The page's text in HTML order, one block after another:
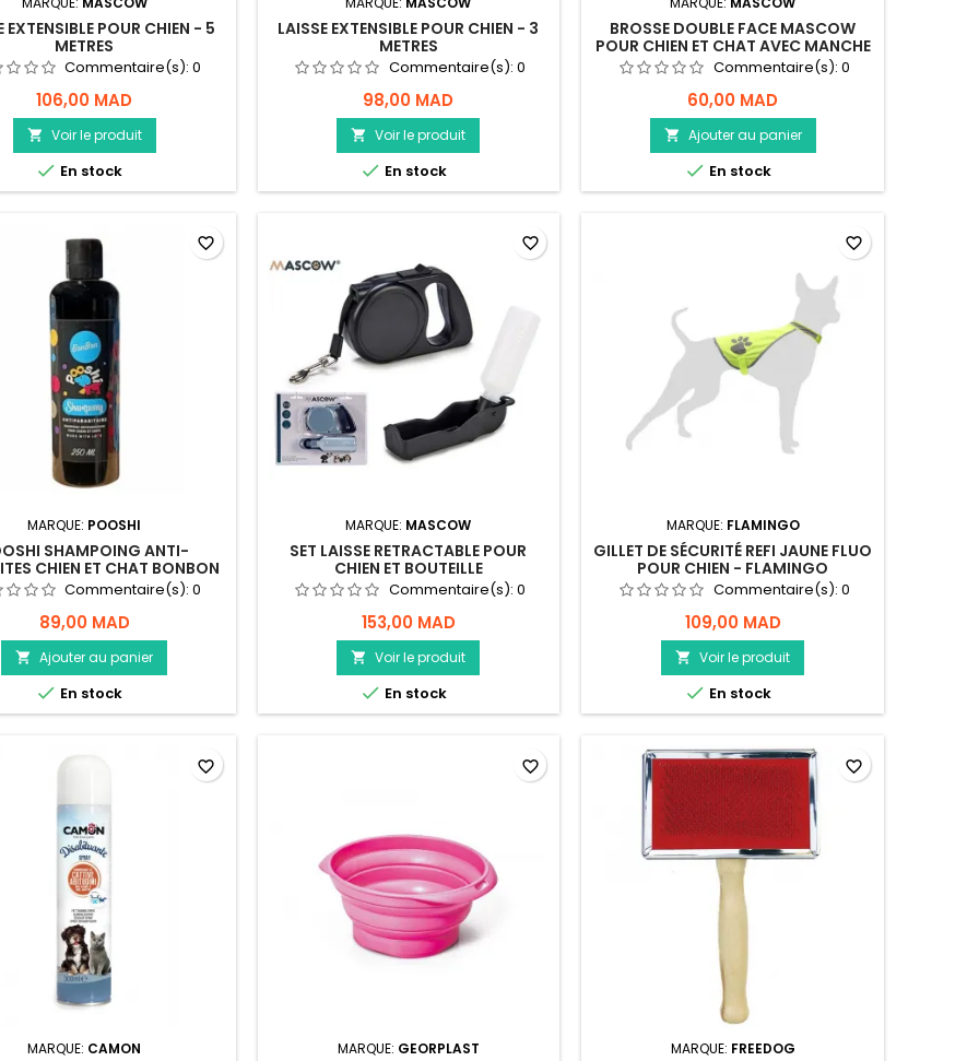
EXTENSIBLE POUR CHIEN - 5
METRES
Commentaire(s):0
106,00 MAD
 Voir le produit
 En stock
LAISSE EXTENSIBLE POUR CHIEN - 3
METRES
Commentaire(s): 0
98,00 MAD
 Voir le produit
 En stock
BROSSE DOUBLE FACE MASCOW
POUR CHIEN ET CHAT AVEC MANCHE
EN BOIS
Commentaire(s): 0
60,00 MAD
 Ajouter au panier
 En stock
MARQUE: POOSHI
SHAMPOING ANTI-
CHIEN ET CHAT BONBON
Commentaire(s):0
89,00 MAD
 Ajouter au panier
 En stock
favorite_border
MARQUE: MASCOW
SET LAISSE RETRACTABLE POUR
CHIEN ET BOUTEILLE
Commentaire(s): 0
153,00 MAD
 Voir le produit
 En stock
favorite_border
MARQUE: FLAMINGO
GILLET DE SÉCURITÉ REFI JAUNE FLUO
POUR CHIEN - FLAMINGO
Commentaire(s): 0
109,00 MAD
 Voir le produit
 En stock
favorite_border
MARQUE: CAMON
favorite_border
MARQUE: GEORPLAST
favorite_border
MARQUE: FREEDOG
favorite_border